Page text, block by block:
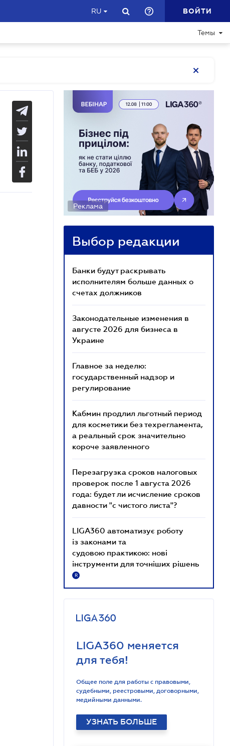
RU ВОЙТИ
Темы
Реклама
Выбор редакции
Банки будут раскрывать
исполнителям больше данных о
счетах должников
Законодательные изменения в
августе 2026 для бизнеса в
Украине
Главное за неделю:
государственный надзор и
регулирование
Кабмин продлил льготный период
для косметики без техрегламента,
а реальный срок значительно
короче заявленного
Перезагрузка сроков налоговых
проверок после 1 августа 2026
года: будет ли исчисление сроков
давности "с чистого листа"?
LIGA360 автоматизує роботу
із законами та
судовою практикою: нові
інструменти для точніших рішень
R
LIGA360 меняется
для тебя!
Общее поле для работы с правовыми,
судебными, реестровыми, договорными,
медийными данными.
УЗНАТЬ БОЛЬШЕ